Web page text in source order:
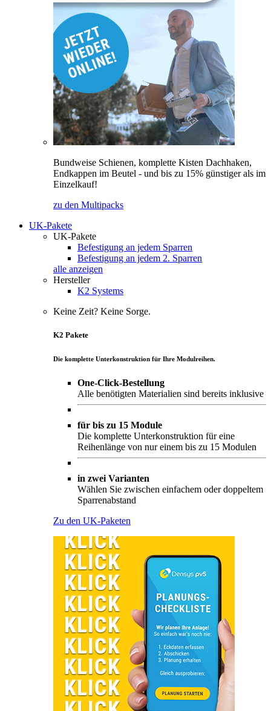
Bundweise Schienen, komplette Kisten Dachhaken,
Endkappen im Beutel - und bis zu 15% günstiger als im
Einzelkauf!
zu den Multipacks
UK-Pakete
UK-Pakete
Befestigung an jedem Sparren
Befestigung an jedem 2. Sparren
alle anzeigen
Hersteller
K2 Systems
Keine Zeit? Keine Sorge.
K2 Pakete
Die komplette Unterkonstruktion für Ihre Modulreihen.
One-Click-Bestellung
Alle benötigten Materialien sind bereits inklusive
für bis zu 15 Module
Die komplette Unterkonstruktion für eine
Reihenlänge von nur einem bis zu 15 Modulen
in zwei Varianten
Wählen Sie zwischen einfachem oder doppeltem
Sparrenabstand
Zu den UK-Paketen